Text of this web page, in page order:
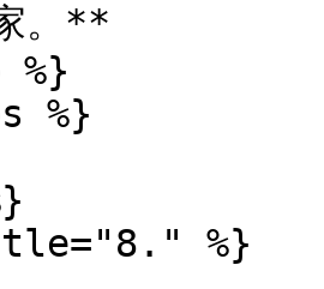
。**
%}
%}
%}